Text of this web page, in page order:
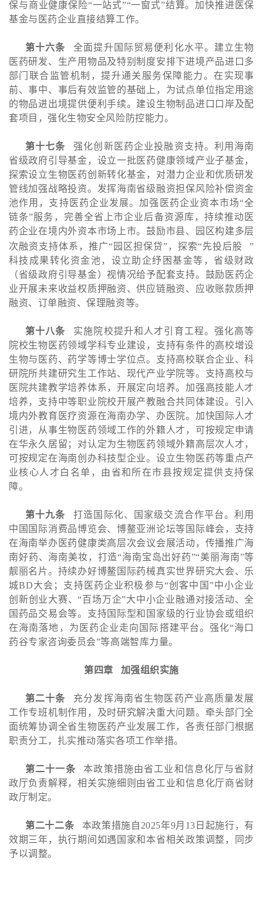
保与商业健康保险“一站式”“一窗式”结算。加快推进医保
基金与医药企业直接结算工作。
第十六条 全面提升国际贸易便利化水平。建立生物
医药研发、生产用物品及特别制度安排下进境产品进口多
部门联合监管机制，提升通关服务保障能力。在实现事
前、事中、事后有效监管的基础上，为试点单位指定用途
的物品进出境提供便利手续。建设生物制品进口口岸及配
套项目，强化生物安全风险防控能力。
第十七条 强化创新医药企业投融资支持。利用海南
省级政府引导基金，设立一批医药健康领域产业子基金，
探索设立生物医药创新转化基金，对潜力企业和优质研发
管线加强战略投资。发挥海南省级融资担保风险补偿资金
池作用，支持医药企业发展。加强医药企业资本市场“全
链条”服务，完善全省上市企业后备资源库，持续推动医
药企业在境内外资本市场上市。鼓励市县、园区构建多层
次融资支持体系，推广“园区担保贷”，探索“先投后股
”
科技成果转化资金池，设立助企纾困基金等，省级财政
（省级政府引导基金）视情况给予配套支持。鼓励医药企
业开展未来收益权质押融资、供应链融资、应收账款质押
融资、订单融资、保理融资等。
第十八条 实施院校提升和人才引育工程。强化高等
院校生物医药领域学科专业建设，支持有条件的高校增设
生物与医药、药学等博士学位点。支持高校联合企业、科
研院所共建研究生工作站、现代产业学院等。支持高校与
医院共建教学培养体系，开展定向培养。加强高技能人才
培养，支持中等职业院校开展产教融合共同体建设。引入
境内外教育医疗资源在海南办学、办医院。加快国际人才
引进，从事生物医药领域工作的外籍人才，可按规定申请
在华永久居留；对认定为生物医药领域外籍高层次人才，
可按规定在海南创办科技型企业。设立生物医药等重点产
业核心人才白名单，由省和所在市县按规定提供支持保
障。
第十九条 打造国际化、国家级交流合作平台。利用
中国国际消费品博览会、博鳌亚洲论坛等国际峰会，支持
在海南举办医药健康类高层次会议会展活动，传播推广海
南好药、海南美妆，打造“海南宝岛出好药”“美丽海南”等
靓丽名片。持续办好博鳌国际药械真实世界研究大会、乐
城BD大会；支持医药企业积极参与“创客中国”中小企业
创新创业大赛、“百场万企”大中小企业融通对接活动、全
国药品交易会等。支持国际型和国家级的行业协会或组织
在海南落地，为医药企业走向国际搭建平台。强化“海口
药谷专家咨询委员会”等高端智库力量。
第四章 加强组织实施
第二十条 充分发挥海南省生物医药产业高质量发展
工作专班机制作用，及时研究解决重大问题。牵头部门全
面统筹协调全省生物医药产业发展工作，各责任部门根据
职责分工，扎实推动落实各项工作举措。
第二十一条 本政策措施由省工业和信息化厅与省财
政厅负责解释，相关实施细则由省工业和信息化厅商省财
政厅制定。
第二十二条 本政策措施自2025年9月13日起施行，有
效期三年，执行期间如遇国家和本省相关政策调整，同步
予以调整。